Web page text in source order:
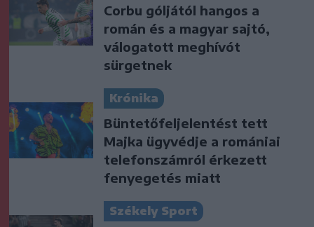
Corbu góljától hangos a
román és a magyar sajtó,
válogatott meghívót
sürgetnek
Krónika
Büntetőfeljelentést tett
Majka ügyvédje a romániai
telefonszámról érkezett
fenyegetés miatt
Székely Sport